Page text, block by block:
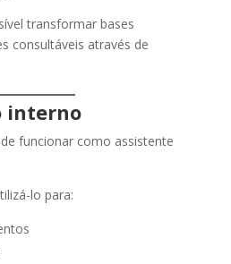
transformar bases
consultáveis através de
interno
funcionar como assistente
lo para: